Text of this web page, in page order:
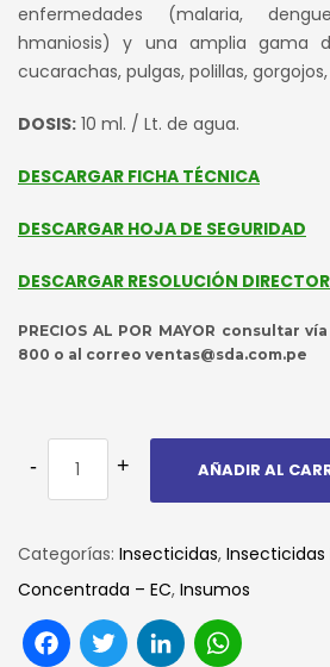
enfermedades (malaria,
hmaniosis) y una amplia gama
cucarachas, pulgas, polillas,
DOSIS: 10 ml. / Lt. de agua.
DESCARGAR FICHA TÉCNICA
DESCARGAR HOJA DE SEGURIDAD
DESCARGAR RESOLUCIÓN
PRECIOS AL POR MAYOR consultar
800 o al correo ventas@sda.com.pe
AÑADIR AL
Categorías: Insecticidas, Insecticidas
Concentrada – EC, Insumos
Facebook
TwitterLinkedIn